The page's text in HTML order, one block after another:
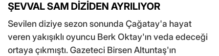
ŞEVVAL SAM DİZİDEN AYRILIYOR
Sevilen diziye sezon sonunda Çağatay'a hayat
veren yakışıklı oyuncu Berk Oktay'ın veda edeceği
ortaya çıkmıştı. Gazeteci Birsen Altuntaş'ın